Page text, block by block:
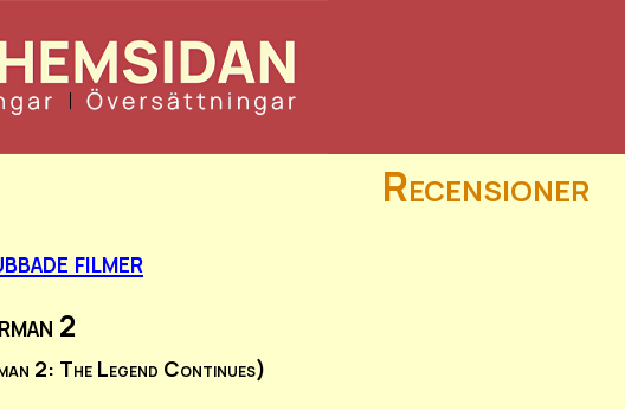
Recensioner
filmer
2
2: The Legend Continues)